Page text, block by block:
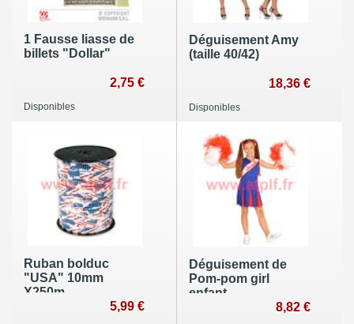
1 Fausse liasse de
billets "Dollar"
2,75 €
Disponibles
Déguisement Amy
(taille 40/42)
18,36 €
Disponibles
Ruban bolduc
"USA" 10mm
X250m
5,99 €
Déguisement de
Pom-pom girl
enfant
8,82 €